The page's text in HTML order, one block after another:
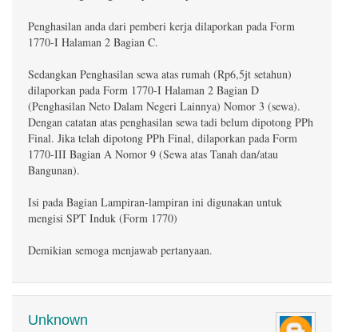
Penghasilan anda dari pemberi kerja dilaporkan pada Form
1770-I Halaman 2 Bagian C.
Sedangkan Penghasilan sewa atas rumah (Rp6,5jt setahun)
dilaporkan pada Form 1770-I Halaman 2 Bagian D
(Penghasilan Neto Dalam Negeri Lainnya) Nomor 3 (sewa).
Dengan catatan atas penghasilan sewa tadi belum dipotong PPh
Final. Jika telah dipotong PPh Final, dilaporkan pada Form
1770-III Bagian A Nomor 9 (Sewa atas Tanah dan/atau
Bangunan).
Isi pada Bagian Lampiran-lampiran ini digunakan untuk
mengisi SPT Induk (Form 1770)
Demikian semoga menjawab pertanyaan.
Unknown